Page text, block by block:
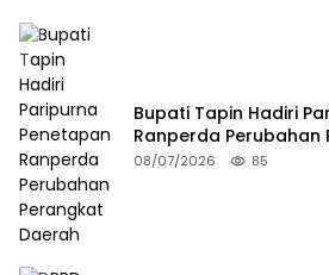
Bupati Tapin Hadiri
Ranperda Perubahan
08/07/2026 85